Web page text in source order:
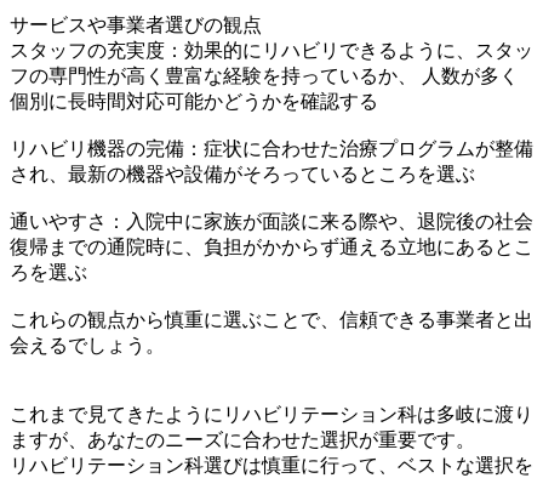
サービスや事業者選びの観点
スタッフの充実度：効果的にリハビリできるように、スタッ
フの専門性が高く豊富な経験を持っているか、 人数が多く
個別に長時間対応可能かどうかを確認する
リハビリ機器の完備：症状に合わせた治療プログラムが整備
され、最新の機器や設備がそろっているところを選ぶ
通いやすさ：入院中に家族が面談に来る際や、退院後の社会
復帰までの通院時に、負担がかからず通える立地にあるとこ
ろを選ぶ
これらの観点から慎重に選ぶことで、信頼できる事業者と出
会えるでしょう。
これまで見てきたようにリハビリテーション科は多岐に渡り
ますが、あなたのニーズに合わせた選択が重要です。
リハビリテーション科選びは慎重に行って、ベストな選択を